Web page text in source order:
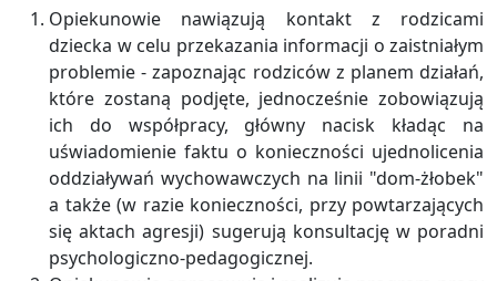
Opiekunowie nawiązują kontakt z rodzicami
dziecka w celu przekazania informacji o zaistniałym
problemie - zapoznając rodziców z planem działań,
które zostaną podjęte, jednocześnie zobowiązują
ich do współpracy, główny nacisk kładąc na
uświadomienie faktu o konieczności ujednolicenia
oddziaływań wychowawczych na linii "dom-żłobek"
a także (w razie konieczności, przy powtarzających
się aktach agresji) sugerują konsultację w poradni
psychologiczno-pedagogicznej.